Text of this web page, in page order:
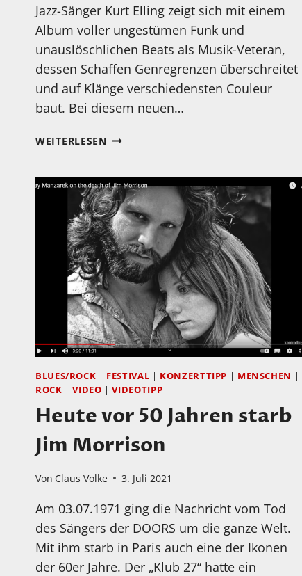
Jazz-Sänger Kurt Elling zeigt sich mit einem
Album voller ungestümen Funk und
unauslöschlichen Beats als Musik-Veteran,
dessen Schaffen Genregrenzen überschreitet
und auf Klänge verschiedensten Couleur
baut. Bei diesem neuen…
WEITERLESENNEUES
KURT
ELLING
MIT
JAZZ-,
ROCK-
UND
FUSION-
GITARRIST
CHARLIE
HUNTER
BLUES/ROCK | FESTIVAL | KONZERTTIPP | MENSCHEN |
ROCK |VIDEO |VIDEOTIPP
Heute vor 50 Jahren starb
Jim Morrison
Von Claus Volke 3. Juli 2021
Am 03.07.1971 ging die Nachricht vom Tod
des Sängers der DOORS um die ganze Welt.
Mit ihm starb in Paris auch eine der Ikonen
der 60er Jahre. Der „Klub 27“ hatte ein